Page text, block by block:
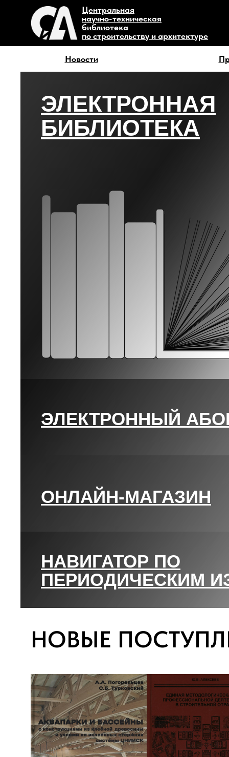
Центральная
научно-техническая
библиотека
по строительству и архитектуре
Новости
ЭЛЕКТРОННАЯ
БИБЛИОТЕКА
ЭЛЕКТРОННЫЙ
ОНЛАЙН-МАГАЗИН
НАВИГАТОР ПО
ПЕРИОДИЧЕСКИМ
НОВЫЕ